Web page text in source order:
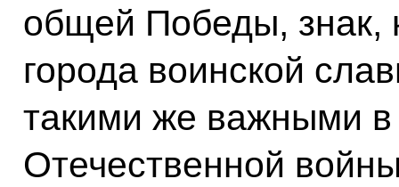
общей Победы, знак,
города воинской
такими же важными в
Отечественной